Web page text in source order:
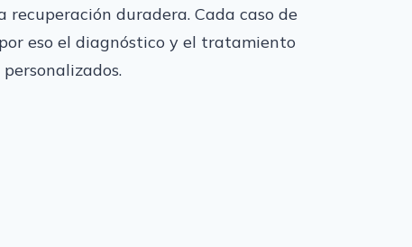
recuperación duradera. Cada caso de
eso el diagnóstico y el tratamiento